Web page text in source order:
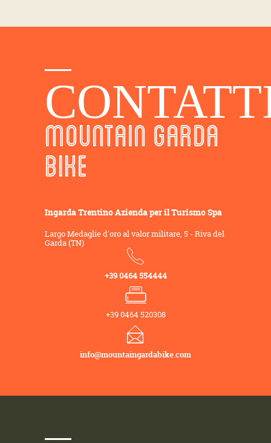
MOUNTAIN GARDA
BIKE
Ingarda Trentino Azienda per il Turismo Spa
Largo Medaglie d'oro al valor militare, 5 - Riva del
Garda (TN)
+39 0464 554444
+39 0464 520308
info@mountaingardabike.com